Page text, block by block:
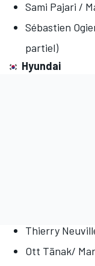
Sami Pajari /
Sébastien
partiel)
Hyundai
Thierry
Ott Tänak/